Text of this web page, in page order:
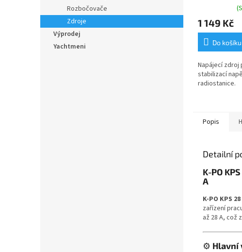
Rozbočovače
Zdroje
Výprodej
Yachtmeni
produktu
je
5,0
z
5
hvězdiček.
1 149 Kč
Do košíku
Napájecí zdroj
stabilizací
radiostanice.
Popis
Detailní
K-PO
A
K-PO KPS 28
zařízení
až 28 A, což
⚙️ Hlavní